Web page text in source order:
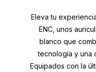
Eleva tu
ENC, unos
blanco que
tecnología y una
Equipados con la